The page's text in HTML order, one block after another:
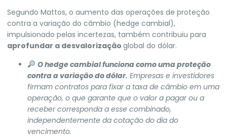
Segundo Mattos, o aumento das operações de proteção
contra a variação do câmbio (hedge cambial),
impulsionado pelas incertezas, também contribuiu para
aprofundar a desvalorização global do dólar.
O hedge cambial funciona como uma proteção
contra a variação do dólar. Empresas e investidores
firmam contratos para fixar a taxa de câmbio em uma
operação, o que garante que o valor a pagar ou a
receber corresponda a esse combinado,
independentemente da cotação do dia do
vencimento.